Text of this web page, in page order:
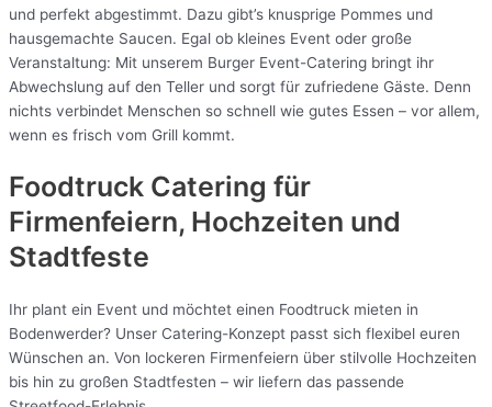
und perfekt abgestimmt. Dazu gibt’s knusprige Pommes und
hausgemachte Saucen. Egal ob kleines Event oder große
Veranstaltung: Mit unserem Burger Event-Catering bringt ihr
Abwechslung auf den Teller und sorgt für zufriedene Gäste. Denn
nichts verbindet Menschen so schnell wie gutes Essen – vor allem,
wenn es frisch vom Grill kommt.
Foodtruck Catering für
Firmenfeiern, Hochzeiten und
Stadtfeste
Ihr plant ein Event und möchtet einen Foodtruck mieten in
Bodenwerder? Unser Catering-Konzept passt sich flexibel euren
Wünschen an. Von lockeren Firmenfeiern über stilvolle Hochzeiten
bis hin zu großen Stadtfesten – wir liefern das passende